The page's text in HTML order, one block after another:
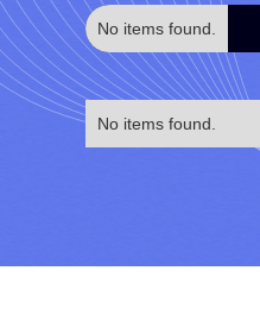
No items found.
No items found.